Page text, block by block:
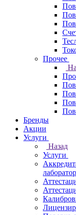
Прочее
Бренды
Акции
Услуги
Назад
Услуги